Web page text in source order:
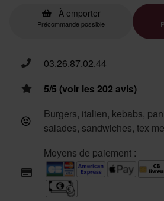
À emporter
Précommande possible
03.26.87.02.44
5/5 (voir les 202 avis)
Burgers, italien, kebabs,
salades, sandwiches, tex
Moyens de paiement :